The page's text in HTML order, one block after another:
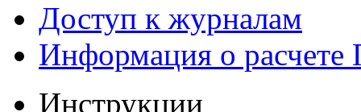
Доступ к журналам
Информация о
Инструкции